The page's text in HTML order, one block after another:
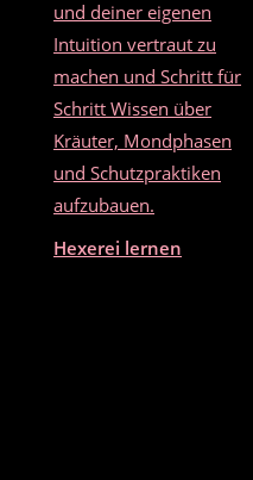
Hexerei lernen